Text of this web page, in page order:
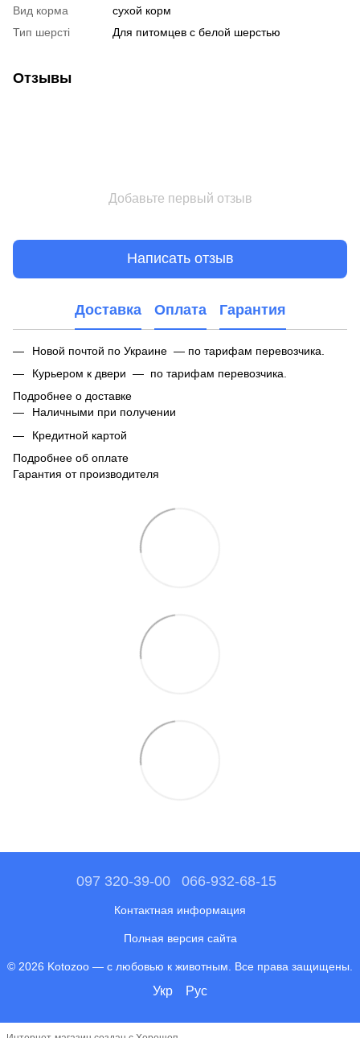
Вид корма
сухой корм
Тип шерсті
Для питомцев с белой шерстью
Отзывы
Добавьте первый отзыв
Написать отзыв
Доставка Оплата Гарантия
Новой почтой по Украине — по тарифам перевозчика.
Курьером к двери — по тарифам перевозчика.
Подробнее о доставке
Наличными при получении
Кредитной картой
Подробнее об оплате
Гарантия от производителя
097 320-39-00 066-932-68-15
Контактная информация
Полная версия сайта
© 2026 Kotozoo — с любовью к животным. Все права защищены.
Укр Рус